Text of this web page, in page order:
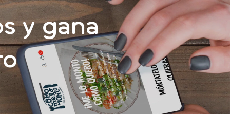
y gana